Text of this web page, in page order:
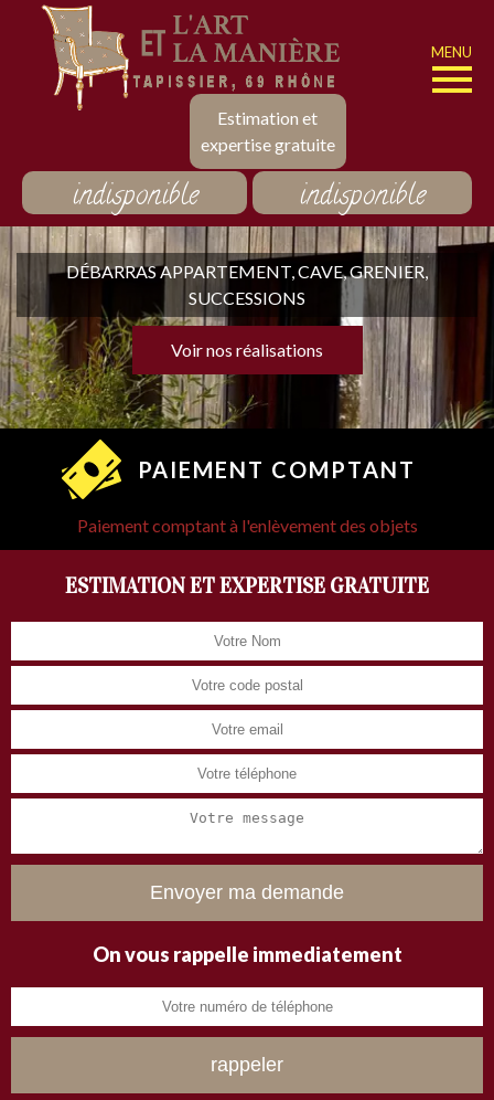
Estimation et
expertise gratuite
MENU
indisponible indisponible
DÉBARRAS APPARTEMENT, CAVE, GRENIER,
SUCCESSIONS
Voir nos réalisations
PAIEMENT COMPTANT
Paiement comptant à l'enlèvement des objets
ESTIMATION ET EXPERTISE GRATUITE
On vous rappelle immediatement